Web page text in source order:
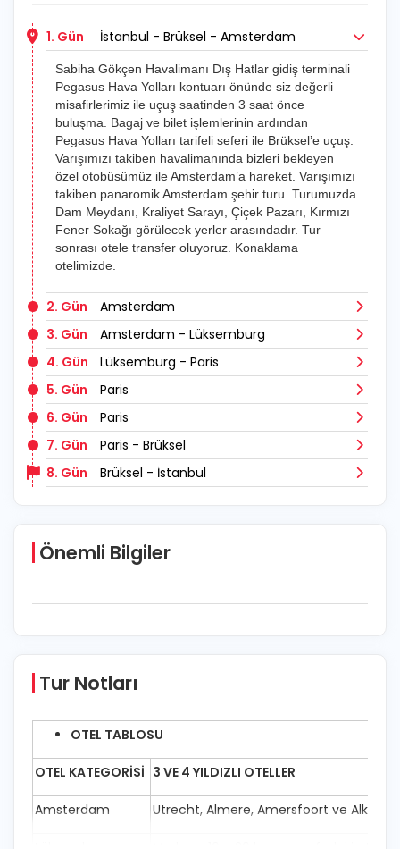
1. Gün İstanbul - Brüksel - Amsterdam
Sabiha Gökçen Havalimanı Dış Hatlar gidiş terminali
Pegasus Hava Yolları kontuarı önünde siz değerli
misafirlerimiz ile uçuş saatinden 3 saat önce
buluşma. Bagaj ve bilet işlemlerinin ardından
Pegasus Hava Yolları tarifeli seferi ile Brüksel’e uçuş.
Varışımızı takiben havalimanında bizleri bekleyen
özel otobüsümüz ile Amsterdam’a hareket. Varışımızı
takiben panaromik Amsterdam şehir turu. Turumuzda
Dam Meydanı, Kraliyet Sarayı, Çiçek Pazarı, Kırmızı
Fener Sokağı görülecek yerler arasındadır. Tur
sonrası otele transfer oluyoruz. Konaklama
otelimizde.
2. Gün
Amsterdam
3. Gün
Amsterdam - Lüksemburg
4. Gün
Lüksemburg - Paris
5. Gün
Paris
6. Gün
Paris
7. Gün
Paris - Brüksel
8. Gün
Brüksel - İstanbul
Önemli Bilgiler
Tur Notları
OTEL TABLOSU
OTEL KATEGORİSİ 3 VE 4 YILDIZLI OTELLER
Amsterdam Utrecht, Almere, Amersfoort ve